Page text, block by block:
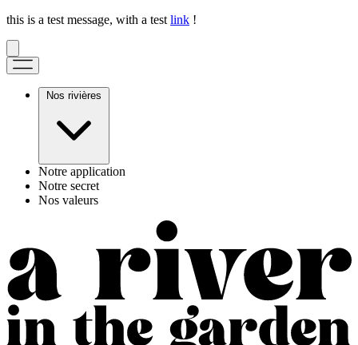
this is a test message, with a test link !
Nos rivières
Notre application
Notre secret
Nos valeurs